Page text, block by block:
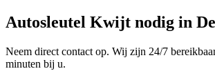
Autosleutel Kwijt nodig in
Neem direct contact op. Wij zijn 24/7
minuten bij u.